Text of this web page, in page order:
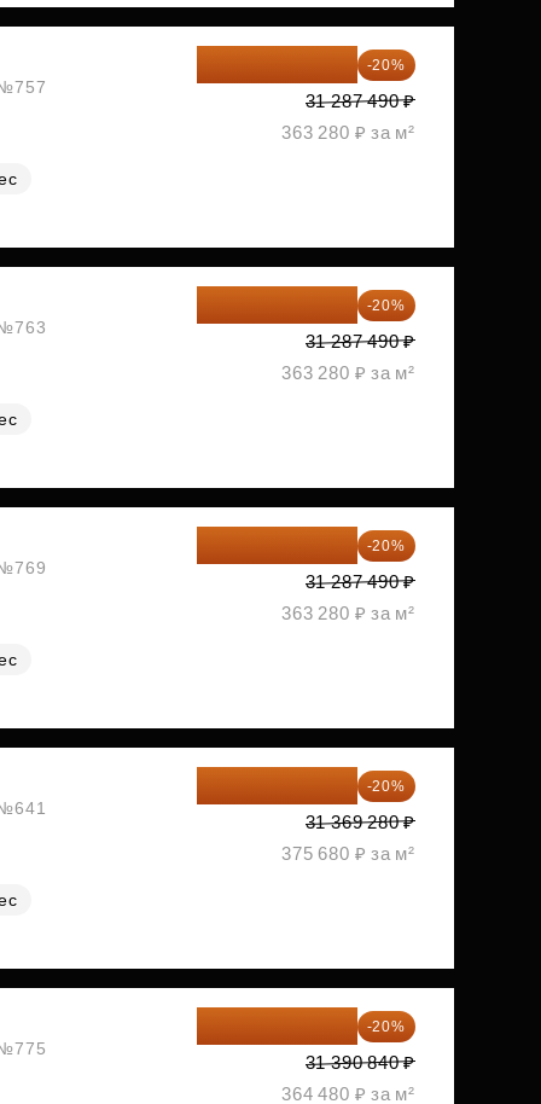
-20%
31 287 490 ₽
363 280 ₽ за м²
-20%
31 287 490 ₽
363 280 ₽ за м²
-20%
31 287 490 ₽
363 280 ₽ за м²
-20%
31 369 280 ₽
375 680 ₽ за м²
-20%
31 390 840 ₽
364 480 ₽ за м²